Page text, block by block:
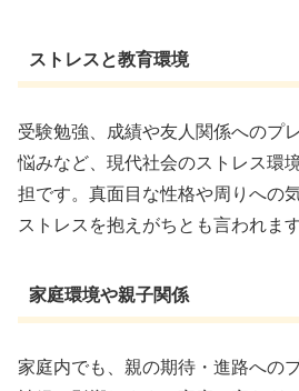
ストレスと教育環境
受験勉強、成績や友人関係へのプ
悩みなど、現代社会のストレス環
担です。真面目な性格や周りへの
ストレスを抱えがちとも言われます
家庭環境や親子関係
家庭内でも、親の期待・進路への